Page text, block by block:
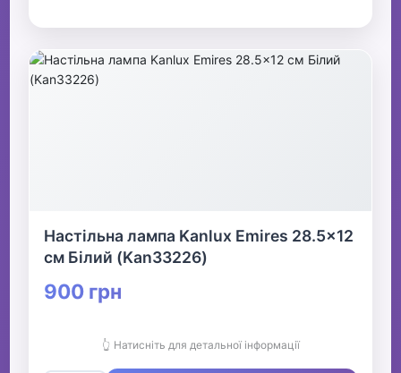
Настільна лампа Kanlux Emires 28.5x12
см Білий (Kan33226)
900 грн
👆 Натисніть для детальної інформації